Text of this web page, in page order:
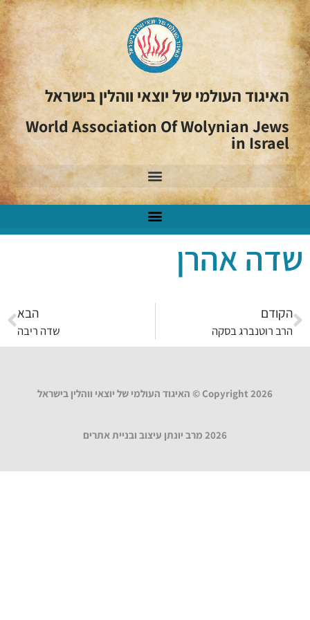
האיגוד העולמי של יוצאי ווהלין בישראל
World Association Of Wolynian Jews
in Israel
שדה אהרן
הקודם
הרב רוטנברג בסקה
הבא
שדה ריבה
Copyright 2026 © האיגוד העולמי של יוצאי ווהלין בישראל
2026 מרב יונתן עיצוב ובניית אתרים